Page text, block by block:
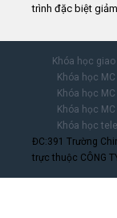
trình đặc biệt
Khóa học
Khóa học
Khóa học
Khóa học
Khóa học
ĐC:391 Trường
trực thuộc CÔNG